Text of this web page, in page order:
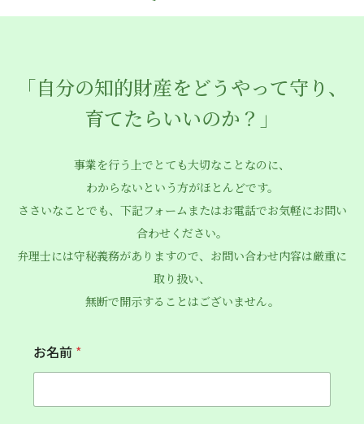
「自分の知的財産をどうやって守り、
育てたらいいのか？」
事業を行う上でとても大切なことなのに、
わからないという方がほとんどです。
ささいなことでも、下記フォームまたはお電話でお気軽にお問い
合わせください。
弁理士には守秘義務がありますので、お問い合わせ内容は厳重に
取り扱い、
無断で開示することはございません。
お名前 *